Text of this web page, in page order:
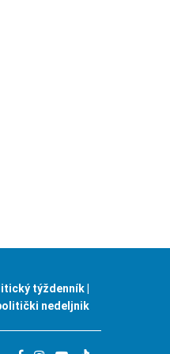
týždenník |
nedeljnik